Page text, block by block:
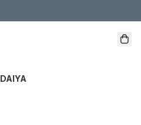
DAIYA